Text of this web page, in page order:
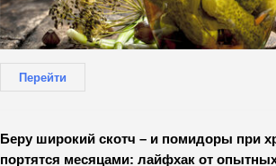
Перейти
Беру широкий скотч – и помидоры при
портятся месяцами: лайфхак от